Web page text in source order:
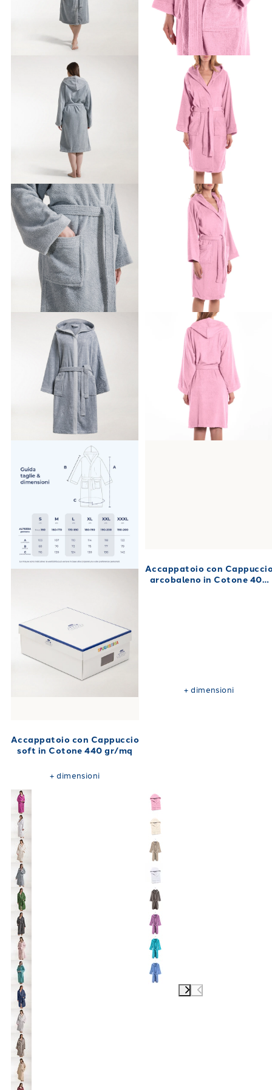
Accappatoio con Cappuccio
soft in Cotone 440 gr/mq
+dimensioni
Accappatoio con
arcobaleno in Cotone 400
+dimensioni